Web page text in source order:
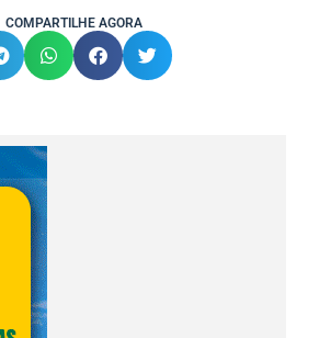
COMPARTILHE AGORA